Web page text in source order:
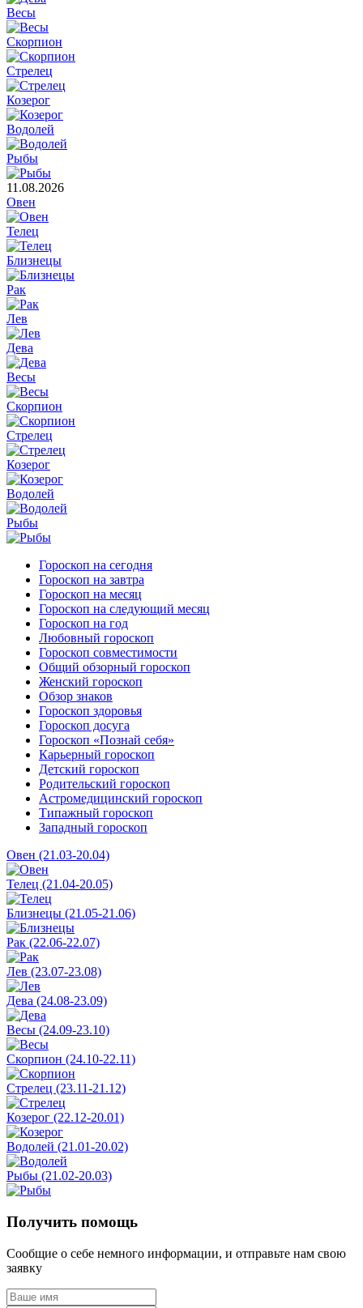
Весы
Скорпион
Стрелец
Козерог
Водолей
Рыбы
11.08.2026
Овен
Телец
Близнецы
Рак
Лев
Дева
Весы
Скорпион
Стрелец
Козерог
Водолей
Рыбы
Гороскоп на сегодня
Гороскоп на завтра
Гороскоп на месяц
Гороскоп на следующий месяц
Гороскоп на год
Любовный гороскоп
Гороскоп совместимости
Общий обзорный гороскоп
Женский гороскоп
Обзор знаков
Гороскоп здоровья
Гороскоп досуга
Гороскоп «Познай себя»
Карьерный гороскоп
Детский гороскоп
Родительский гороскоп
Астромедицинский гороскоп
Типажный гороскоп
Западный гороскоп
Овен (21.03-20.04)
Телец (21.04-20.05)
Близнецы (21.05-21.06)
Рак (22.06-22.07)
Лев (23.07-23.08)
Дева (24.08-23.09)
Весы (24.09-23.10)
Скорпион (24.10-22.11)
Стрелец (23.11-21.12)
Козерог (22.12-20.01)
Водолей (21.01-20.02)
Рыбы (21.02-20.03)
Получить помощь
Сообщие о себе немного информации, и отправьте нам свою
заявку